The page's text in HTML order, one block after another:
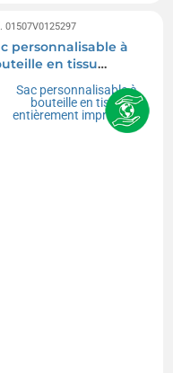
01507V0125297
personnalisable à
en tissu
imprimé